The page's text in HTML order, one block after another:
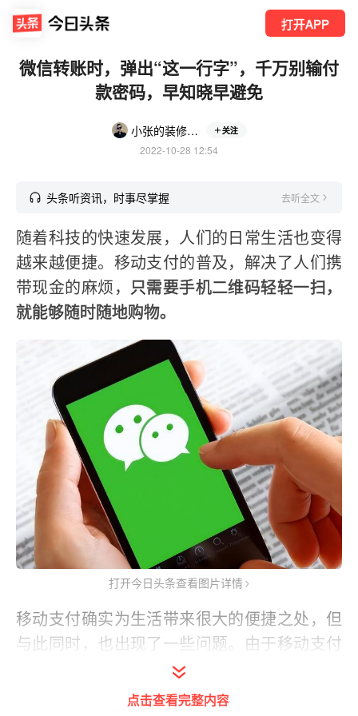
打开APP
微信转账时，弹出“这一行字”，千万别输付
款密码，早知晓早避免
小张的装修日记 关注
2022-10-28 12:54
头条听资讯，时事尽掌握 去听全文
随着科技的快速发展，人们的日常生活也变得
越来越便捷。移动支付的普及，解决了人们携
带现金的麻烦， 只需要手机二维码轻轻一扫，
就能够随时随地购物。
打开今日头条查看图片详情
移动支付确实为生活带来很大的便捷之处，但
与此同时，也出现了一些问题。由于移动支付
的便捷性，不法分子也开始使用新的策略来骗
因此在进行转账时，不要盲目相信手
点击查看完整内容